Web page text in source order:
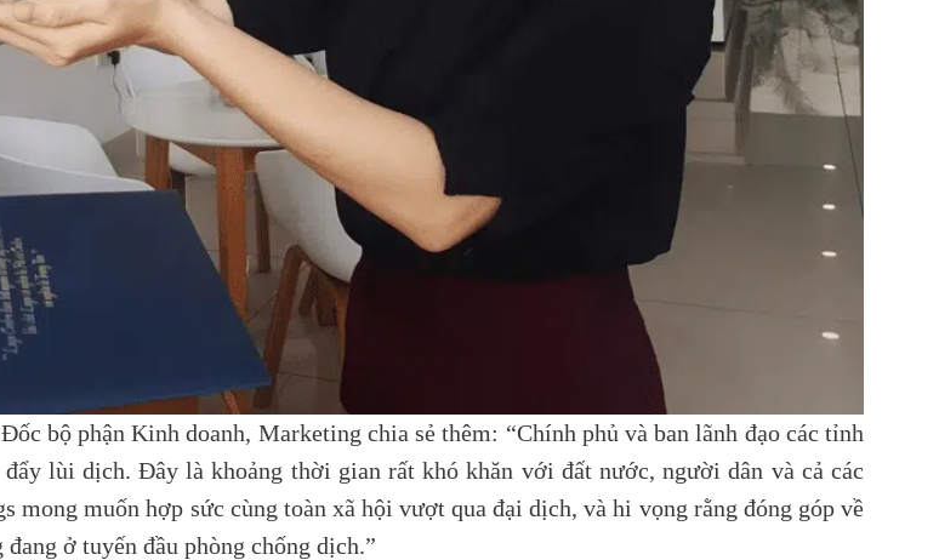
bộ phận Kinh doanh, Marketing chia sẻ thêm: “Chính phủ và ban lãnh đạo các tỉnh
lùi dịch. Đây là khoảng thời gian rất khó khăn với đất nước, người dân và cả các
mong muốn hợp sức cùng toàn xã hội vượt qua đại dịch, và hi vọng rằng đóng góp về
ở tuyến đầu phòng chống dịch.”